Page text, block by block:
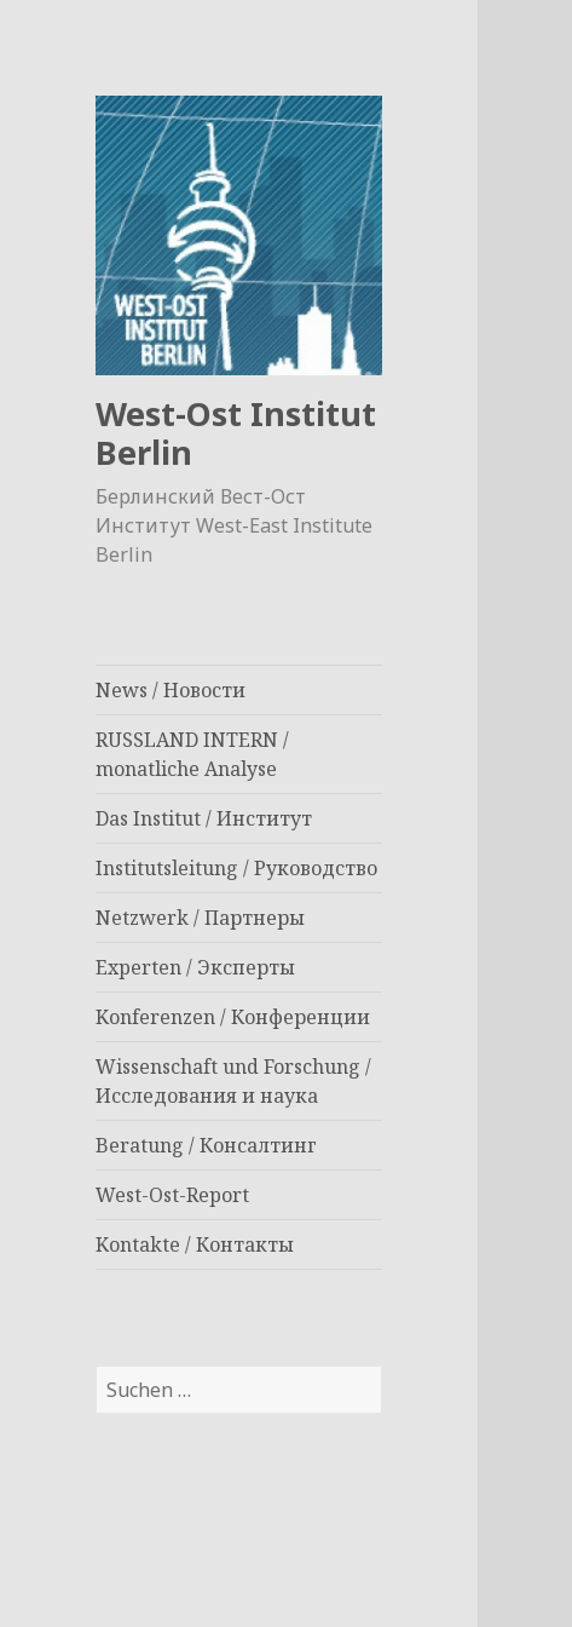
West-Ost Institut
Berlin
Берлинский Вест-Ост
Институт West-East Institute
Berlin
News / Новости
RUSSLAND INTERN /
monatliche Analyse
Das Institut / Институт
Institutsleitung / Руководство
Netzwerk / Партнеры
Experten / Эксперты
Konferenzen / Конференции
Wissenschaft und Forschung /
Исследования и наука
Beratung / Консалтинг
West-Ost-Report
Kontakte / Контакты
Suchen